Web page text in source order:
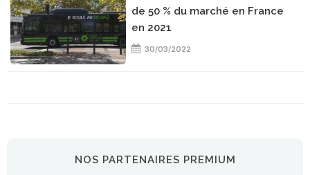
de 50 % du marché en France
en 2021
30/03/2022
NOS PARTENAIRES PREMIUM